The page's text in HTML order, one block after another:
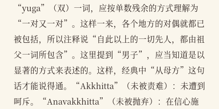
“yuga”（双）一词，应按单数残余的方式理解为
“一对又一对”。这样一来，各个地方的对偶就都已
被包括，所以注释说“自此以上的一切先人，都由祖
父一词所包含”。这里提到“男子”，应当知道是以
显著的方式来表述的。这样，经典中“从母方”这句
话才能说得通。“Akkhitta”（未被责难）：未遭到
呵斥。“Anavakkhitta”（未被抛弃）：在信心施